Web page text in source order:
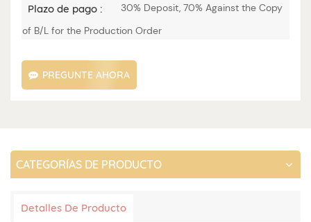
Plazo de pago :
30% Deposit, 70% Against the Copy
of B/L for the Production Order
PREGUNTE AHORA
CATEGORÍAS DE PRODUCTO
Detalles De Producto